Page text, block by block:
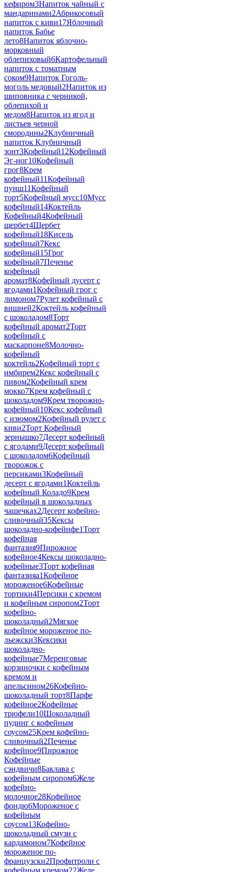
кефиром3Напиток чайный с
мандаринами2Абрикосовый
напиток с киви17Яблочный
напиток Бабье
лето8Напиток яблочно-
морковный
облепиховый6Картофельный
напиток с томатным
соком9Напиток Гоголь-
моголь медовый2Напиток из
шиповника с черникой,
облепихой и
медом8Напиток из ягод и
листьев черной
смородины2Клубничный
напиток Клубничный
зонт3Кофейный12Кофейный
Эг-ног10Кофейный
грог8Крем
кофейный11Кофейный
пунш11Кофейный
торт5Кофейный мусс10Мусс
кофейный14Коктейль
Кофейный4Кофейный
щербет4Щербет
кофейный18Кисель
кофейный7Кекс
кофейный15Грог
кофейный7Печенье
кофейный
аромат8Кофейный дусерт с
ягодами1Кофейный грог с
лимоном7Рулет кофейный с
вишней2Коктейль кофейный
с шоколадом8Торт
кофейный аромат2Торт
кофейный с
маскарпоне8Молочно-
кофейный
коктейль2Кофейный торт с
имбирем2Кекс кофейный с
пивом2Кофейный крем
мокко7Крем кофейный с
шоколадом9Крем творожно-
кофейный10Кекс кофейный
с изюмом2Кофейный рулет с
киви2Торт Кофейный
зернышко7Десерт кофейный
с ягодами9Десерт кофейный
с шоколадом6Кофейный
творожок с
персиками3Кофейный
десерт с ягодами1Коктейль
кофейный Коладо9Крем
кофейный в шоколадных
чашечках2Десерт кофейно-
сливочный35Кексы
шоколадно-кофейнфе1Торт
кофейная
фантазия9Пирожное
кофейное4Кексы шоколадно-
кофейные3Торт кофейная
фантазияa1Кофейное
мороженое6Кофейные
тортики4Персики с кремом
и кофейным сиропом2Торт
кофейно-
шоколадный2Мягкое
кофейное мороженое по-
льежски3Кексики
шоколадно-
кофейные7Меренговые
корзиночки с кофейным
кремом и
апельсином26Кофейно-
шоколадный торт8Парфе
кофейное2Кофейные
трюфели10Шоколадный
пудинг с кофейным
соусом25Крем кофейно-
сливочный2Печенье
кофейное9Пирожное
Кофейные
сэндвичи8Баклава с
кофейным сиропом6Желе
кофейно-
молочное28Кофейное
фондю6Мороженое с
кофейным
соусом13Кофейно-
шоколадный смузи с
кардамоном7Кофейное
мороженое по-
французски2Профитроли с